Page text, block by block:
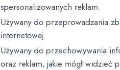
spersonalizowanych reklam.
Używany do przeprowadzania
internetowej.
Używany do przechowywania
oraz reklam, jakie mógł widzieć